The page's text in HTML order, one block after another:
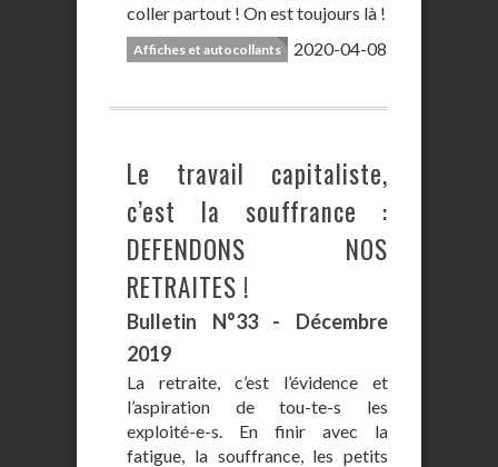
coller partout ! On est toujours là !
Affiches et autocollants 2020-04-08
Le travail capitaliste,
c’est la souffrance :
DEFENDONS NOS
RETRAITES !
Bulletin N°33 - Décembre
2019
La retraite, c’est l’évidence et
l’aspiration de tou-te-s les
exploité-e-s. En finir avec la
fatigue, la souffrance, les petits